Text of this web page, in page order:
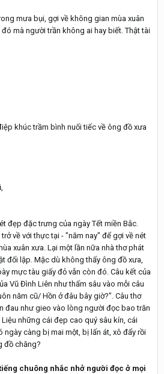
mưa bụi, gợi về không gian mùa xuân
mà người trần không ai hay biết. Thật tài
khúc trầm bình nuối tiếc về ông đồ xưa
đẹp đặc trưng của ngày Tết miền Bắc.
về với thực tại - "năm nay" để gợi về nét
xuân xưa. Lại một lần nữa nhà thơ phát
đối lập. Mặc dù không thấy ông đồ xưa,
mực tàu giấy đỏ vẫn còn đó. Câu kết của
Vũ Đình Liên như thấm sâu vào mỗi câu
năm cũ/ Hồn ở đâu bây giờ?". Câu thơ
đau như gieo vào lòng người đọc bao trăn
những cái đẹp cao quý sâu kín, cái
ngày càng bị mai một, bị lấn át, xô đẩy rồi
đồ chăng?
chuông nhắc nhở người đọc ở mọi